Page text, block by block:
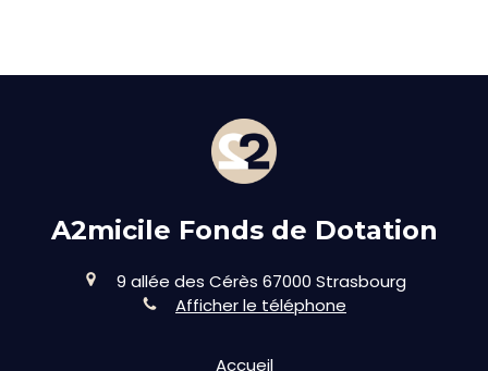
A2micile Fonds de Dotation
9 allée des Cérès 67000 Strasbourg
Afficher le téléphone
Accueil